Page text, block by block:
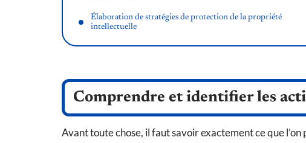
Élaboration de stratégies de protection de la propriété
intellectuelle
Comprendre et identifier les
Avant toute chose, il faut savoir exactement ce que